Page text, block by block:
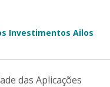
Investimentos Ailos
das Aplicações